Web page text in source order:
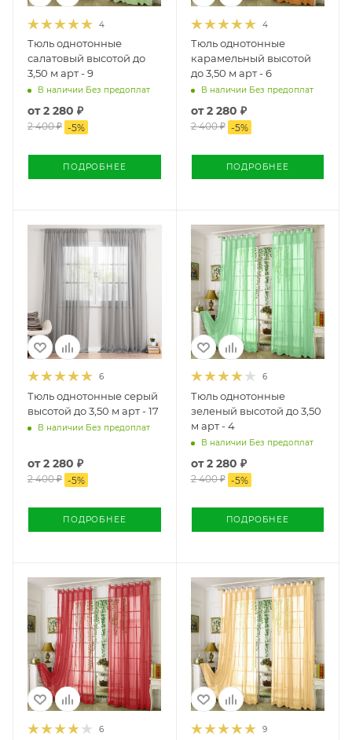
4
Тюль однотонные
салатовый высотой до
3,50 м арт - 9
В наличии Без предоплат
от2 280 ₽
2 400 ₽ -5%
ПОДРОБНЕЕ
4
Тюль однотонные
карамельный высотой
до 3,50 м арт - 6
В наличии Без предоплат
от2 280 ₽
2 400 ₽ -5%
ПОДРОБНЕЕ
6
Тюль однотонные серый
высотой до 3,50 м арт - 17
В наличии Без предоплат
от2 280 ₽
2 400 ₽ -5%
ПОДРОБНЕЕ
6
Тюль однотонные
зеленый высотой до 3,50
м арт - 4
В наличии Без предоплат
от2 280 ₽
2 400 ₽ -5%
ПОДРОБНЕЕ
6 9